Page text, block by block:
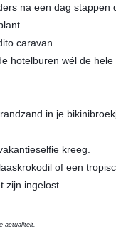
na een dag stappen
caravan.
hotelburen wél de hele
in je
kreeg.
of een
zijn ingelost.
actualiteit.